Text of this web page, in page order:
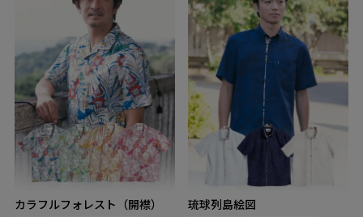
カラフルフォレスト（開襟） 琉球列島絵図